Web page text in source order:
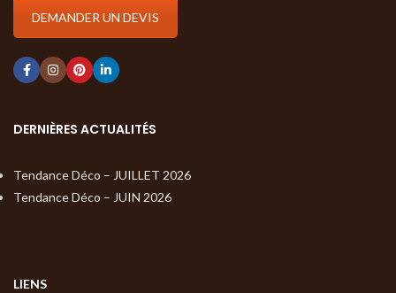
DEMANDER UN DEVIS
DERNIÈRES ACTUALITÉS
Tendance Déco – JUILLET 2026
Tendance Déco – JUIN 2026
LIENS